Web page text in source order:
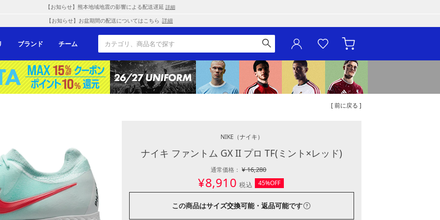
【お知らせ】熊本地域地震の影響による配送遅延 詳細
【お知らせ】お盆期間の配送についてはこちら 詳細
ブランド チーム
[ 前に戻る ]
NIKE （ナイキ）
ナイキ ファントム GX II プロ TF(ミント×レッド)
通常価格：¥ 16,280
¥8,910 税込 45%OFF
この商品はサイズ交換可能・返品可能です